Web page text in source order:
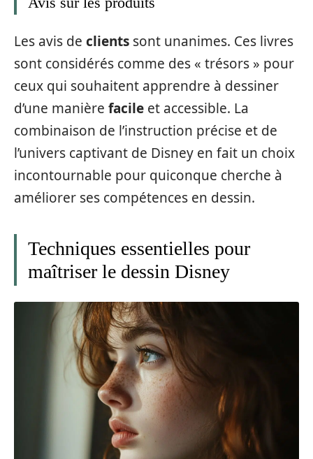
Les avis de clients sont unanimes. Ces livres
sont considérés comme des « trésors » pour
ceux qui souhaitent apprendre à dessiner
d’une manière facile et accessible. La
combinaison de l’instruction précise et de
l’univers captivant de Disney en fait un choix
incontournable pour quiconque cherche à
améliorer ses compétences en dessin.
Techniques essentielles pour
maîtriser le dessin Disney